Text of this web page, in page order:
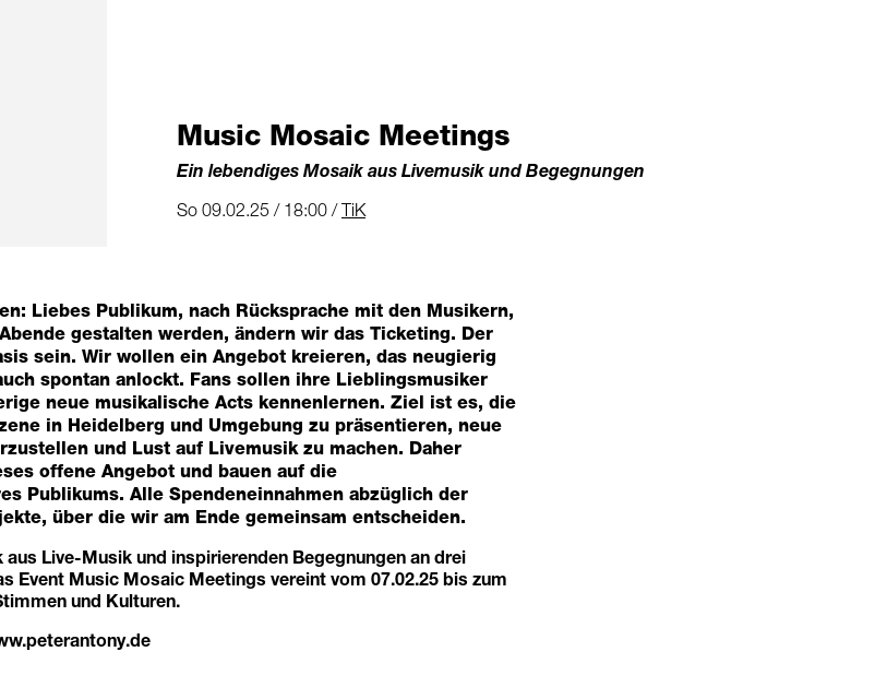
Music Mosaic Meetings
Ein lebendiges Mosaik aus Livemusik und Begegnungen
So 09.02.25 / 18:00 /TiK
Liebes Publikum, nach Rücksprache mit den Musikern,
gestalten werden, ändern wir das Ticketing. Der
sein. Wir wollen ein Angebot kreieren, das neugierig
spontan anlockt. Fans sollen ihre Lieblingsmusiker
neue musikalische Acts kennenlernen. Ziel ist es, die
in Heidelberg und Umgebung zu präsentieren, neue
und Lust auf Livemusik zu machen. Daher
offene Angebot und bauen auf die
Publikums. Alle Spendeneinnahmen abzüglich der
über die wir am Ende gemeinsam entscheiden.
Live-Musik und inspirierenden Begegnungen an drei
Event Music Mosaic Meetings vereint vom 07.02.25 bis zum
und Kulturen.